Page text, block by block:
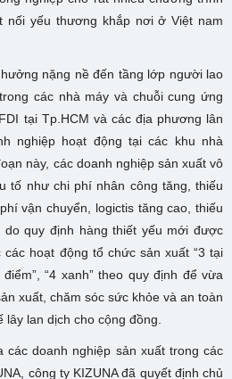
nối yếu thương khắp nơi ở Việt nam
nặng nề đến tầng lớp người lao
các nhà máy và chuỗi cung ứng
tại Tp.HCM và các địa phương lân
nghiệp hoạt động tại các khu nhà
này, các doanh nghiệp sản xuất vô
tố như chi phí nhân công tăng, thiếu
vận chuyển, logictis tăng cao, thiếu
quy định hàng thiết yếu mới được
hoạt động tổ chức sản xuất “3 tại
“4 xanh” theo quy định để vừa
xuất, chăm sóc sức khỏe và an toàn
lan dịch cho cộng đồng.
các doanh nghiệp sản xuất trong các
công ty KIZUNA đã quyết định chủ